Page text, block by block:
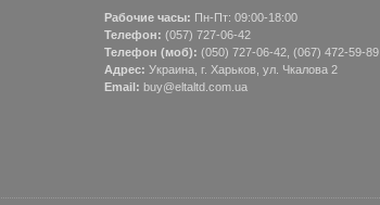
Рабочие часы: Пн-Пт: 09:00-18:00
Телефон: (057) ‎727-06-42
Телефон (моб): (050) 727-06-42, (067) 472-59-89
Адрес: Украина, г. Харьков, ул. Чкалова 2
Email: buy@eltaltd.com.ua